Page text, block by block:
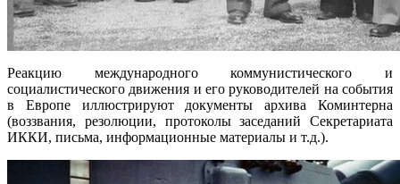
Реакцию международного коммунистического и
социалистического движения и его руководителей на события
в Европе иллюстрируют документы архива Коминтерна
(воззвания, резолюции, протоколы заседаний Секретариата
ИККИ, письма, информационные материалы и т.д.).